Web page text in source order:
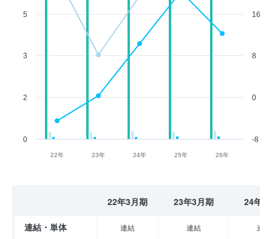
22年 23年 24年 25年 26年
0
2
3
5
-8
0
8
16
22年3月期 23年3月期 24年3
連結・単体 連結 連結 連結